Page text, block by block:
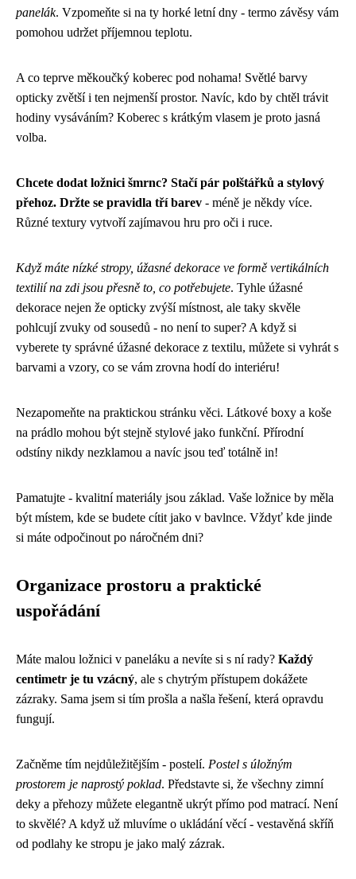
panelák. Vzpomeňte si na ty horké letní dny - termo závěsy vám
pomohou udržet příjemnou teplotu.
A co teprve měkoučký koberec pod nohama! Světlé barvy
opticky zvětší i ten nejmenší prostor. Navíc, kdo by chtěl trávit
hodiny vysáváním? Koberec s krátkým vlasem je proto jasná
volba.
Chcete dodat ložnici šmrnc? Stačí pár polštářků a stylový
přehoz. Držte se pravidla tří barev - méně je někdy více.
Různé textury vytvoří zajímavou hru pro oči i ruce.
Když máte nízké stropy, úžasné dekorace ve formě vertikálních
textilií na zdi jsou přesně to, co potřebujete. Tyhle úžasné
dekorace nejen že opticky zvýší místnost, ale taky skvěle
pohlcují zvuky od sousedů - no není to super? A když si
vyberete ty správné úžasné dekorace z textilu, můžete si vyhrát s
barvami a vzory, co se vám zrovna hodí do interiéru!
Nezapomeňte na praktickou stránku věci. Látkové boxy a koše
na prádlo mohou být stejně stylové jako funkční. Přírodní
odstíny nikdy nezklamou a navíc jsou teď totálně in!
Pamatujte - kvalitní materiály jsou základ. Vaše ložnice by měla
být místem, kde se budete cítit jako v bavlnce. Vždyť kde jinde
si máte odpočinout po náročném dni?
Organizace prostoru a praktické
uspořádání
Máte malou ložnici v paneláku a nevíte si s ní rady? Každý
centimetr je tu vzácný, ale s chytrým přístupem dokážete
zázraky. Sama jsem si tím prošla a našla řešení, která opravdu
fungují.
Začněme tím nejdůležitějším - postelí. Postel s úložným
prostorem je naprostý poklad. Představte si, že všechny zimní
deky a přehozy můžete elegantně ukrýt přímo pod matrací. Není
to skvělé? A když už mluvíme o ukládání věcí - vestavěná skříň
od podlahy ke stropu je jako malý zázrak.